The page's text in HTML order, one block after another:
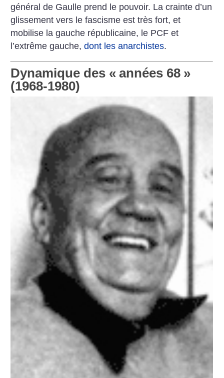
général de Gaulle prend le pouvoir. La crainte d’un
glissement vers le fascisme est très fort, et
mobilise la gauche républicaine, le PCF et
l’extrême gauche,dont les anarchistes.
Dynamique des « années 68 »
(1968-1980)